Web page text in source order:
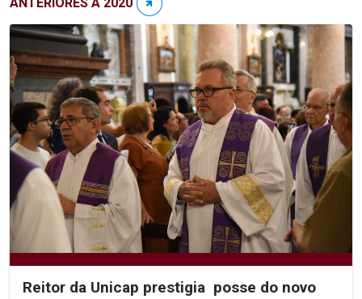
Reitor da Unicap prestigia posse do novo